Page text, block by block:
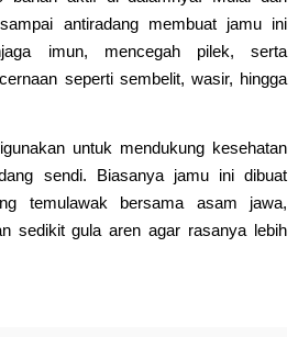
antiradang membuat jamu ini
imun, mencegah pilek, serta
seperti sembelit, wasir, hingga
untuk mendukung kesehatan
sendi. Biasanya jamu ini dibuat
temulawak bersama asam jawa,
sedikit gula aren agar rasanya lebih